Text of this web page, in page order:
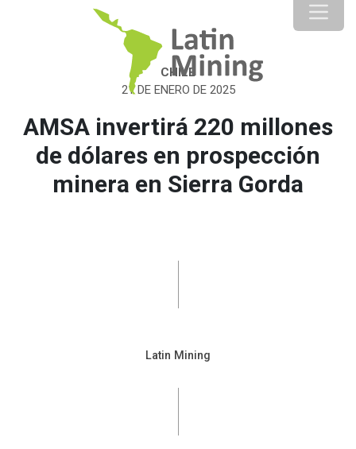
CHILE
21 DE ENERO DE 2025
AMSA invertirá 220 millones
de dólares en prospección
minera en Sierra Gorda
Latin Mining